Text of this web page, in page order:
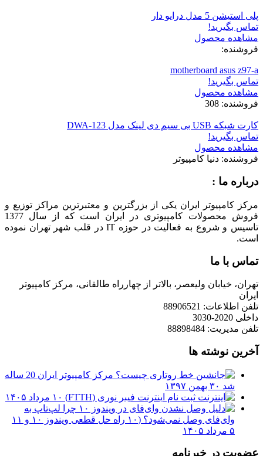
پلی استیشن 5 مدل درایو دار
تماس بگیرید!
مشاهده محصول
فروشنده:
motherboard asus z97-a
تماس بگیرید!
مشاهده محصول
فروشنده: 308
کارت شبکه USB بی سیم دی لینک مدل DWA-123
تماس بگیرید!
مشاهده محصول
فروشنده: دنیا کامپیوتر
درباره ما :
مرکز کامپیوتر ایران یکی از بزرگترین و معتبرترین مراکز توزیع و
فروش محصولات کامپیوتری در ایران است که از سال 1377
تاسیس و شروع به فعالیت در حوزه IT در قلب شهر تهران نموده
است.
تماس با ما
تهران، خیابان ولیعصر، بالاتر از چهارراه طالقانی، مرکز کامپیوتر
ایران
تلفن اطلاعات: 88906521
داخلی 2020-3030
تلفن مدیریت: 88898484
آخرین نوشته ها
مرکز کامپیوتر ایران 20 ساله
شد ۳۰ بهمن ۱۳۹۷
ثبت نام اینترنت فیبر نوری (FTTH)
۱۰ مرداد ۱۴۰۵
چرا لپ‌تاپ به
وای‌فای وصل نمی‌شود؟ (۱۰ راه حل قطعی ویندوز ۱۰ و ۱۱
۵ مرداد ۱۴۰۵
عضویت در خبرنامه